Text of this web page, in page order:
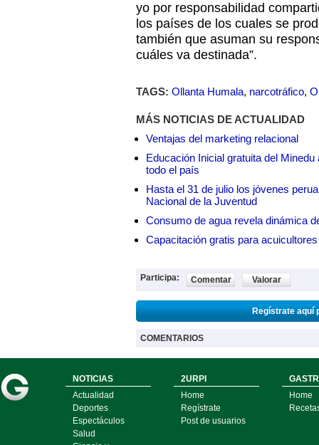
yo por responsabilidad
los países de los cuales se
también que asuman su
cuáles va destinada”.
TAGS: Ollanta Humala, narcotráfico,
MÁS NOTICIAS DE ACTUALIDAD
Ventajas del marketing relacional
Educación Inicial gratuita del
todo el país
Hasta el 31 de julio los jóvenes
Nacional de la Juventud
Consumo de agua revela dinámica
Capacitación gratis para
Participa: Comentar Valorar
Regístrate aquí
COMENTARIOS
NOTICIAS
Actualidad
Deportes
Espectáculos
Salud
2URPI
Home
Regístrate
Post de usuarios
Home